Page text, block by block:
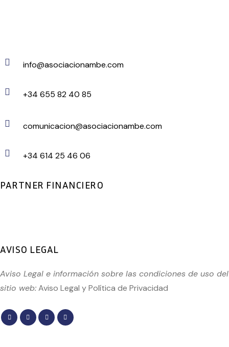
info@asociacionambe.com
+34 655 82 40 85
comunicacion@asociacionambe.com
+34 614 25 46 06
PARTNER FINANCIERO
AVISO LEGAL
Aviso Legal e información sobre las condiciones de uso del
sitio web:Aviso Legal yPolítica de Privacidad